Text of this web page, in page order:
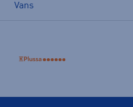
Vans